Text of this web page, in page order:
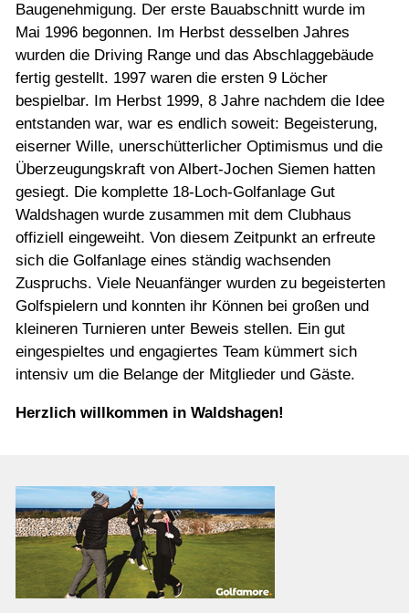
Baugenehmigung. Der erste Bauabschnitt wurde im
Mai 1996 begonnen. Im Herbst desselben Jahres
wurden die Driving Range und das Abschlaggebäude
fertig gestellt. 1997 waren die ersten 9 Löcher
bespielbar. Im Herbst 1999, 8 Jahre nachdem die Idee
entstanden war, war es endlich soweit: Begeisterung,
eiserner Wille, unerschütterlicher Optimismus und die
Überzeugungskraft von Albert-Jochen Siemen hatten
gesiegt. Die komplette 18-Loch-Golfanlage Gut
Waldshagen wurde zusammen mit dem Clubhaus
offiziell eingeweiht. Von diesem Zeitpunkt an erfreute
sich die Golfanlage eines ständig wachsenden
Zuspruchs. Viele Neuanfänger wurden zu begeisterten
Golfspielern und konnten ihr Können bei großen und
kleineren Turnieren unter Beweis stellen. Ein gut
eingespieltes und engagiertes Team kümmert sich
intensiv um die Belange der Mitglieder und Gäste.
Herzlich willkommen in Waldshagen!